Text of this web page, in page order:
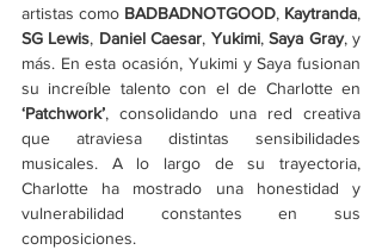
artistas como BADBADNOTGOOD, Kaytranda
SG Lewis, Daniel Caesar, Yukimi, Saya Gray, y
más. En esta ocasión, Yukimi y Saya fusionan
‘Patchwork’, consolidando una red creativa
que atraviesa distintas sensibilidades
musicales. A lo largo de su trayectoria,
Charlotte ha mostrado una honestidad y
vulnerabilidad constantes en sus
composiciones.